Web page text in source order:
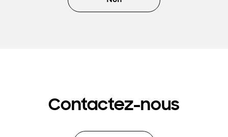
Contactez-nous